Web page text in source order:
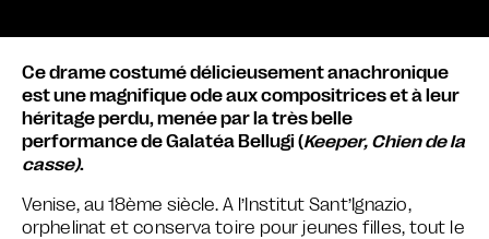
Ce drame costumé délicieusement anachronique
est une magnifique ode aux compositrices et à leur
héritage perdu, menée par la très belle
performance de Galatéa Bellugi (Keeper, Chien de la
casse).
Venise, au 18ème siècle. A l’Institut Sant’Ignazio,
orphelinat et conserva toire pour jeunes filles, tout le